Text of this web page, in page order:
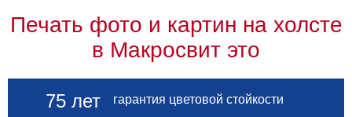
Печать фото и картин на холсте
в Макросвит это
75 лет гарантия цветовой стойкости